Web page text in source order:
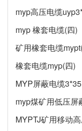
myp高压电缆
myp 橡套电缆(四)
矿用橡套电缆
橡套电缆myp(四)
MYP屏蔽电缆
myp煤矿用低压屏
MYPTJ矿用移动